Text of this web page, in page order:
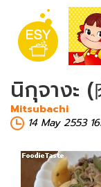
นิกุจางะ
Mitsubachi
14 May 2553